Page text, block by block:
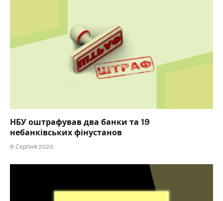
НБУ оштрафував два банки та 19
небанківських фінустанов
8 Серпня 2026